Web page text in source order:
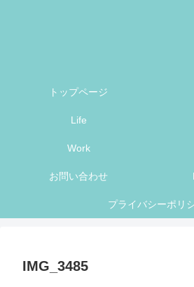
トップページ
Life
Work
お問い合わせ
プライバシーポリ
IMG_3485